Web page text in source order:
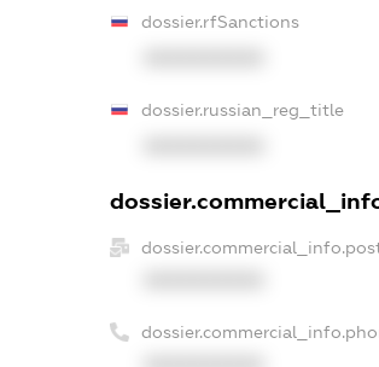
dossier.rfSanctions
dossier.russian_reg_title